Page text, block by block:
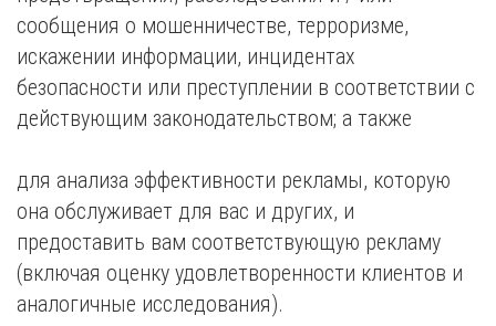
сообщения о мошенничестве, терроризме,
искажении информации, инцидентах
безопасности или преступлении в соответствии с
действующим законодательством; а также
для анализа эффективности рекламы, которую
она обслуживает для вас и других, и
предоставить вам соответствующую рекламу
(включая оценку удовлетворенности клиентов и
аналогичные исследования).